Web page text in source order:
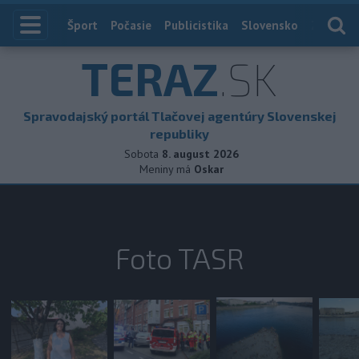
Index
Šport Počasie Publicistika Slovensko
TERAZ.SK
Spravodajský portál Tlačovej agentúry Slovenskej
republiky
Sobota 8. august 2026
Meniny má Oskar
Foto TASR